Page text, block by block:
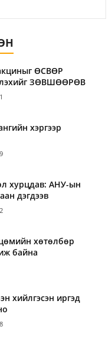
ӨСВӨР
ЗӨВШӨӨРӨВ
хэргээр
хурцдав: АНУ-ын
дэгдээв
хөтөлбөр
байна
хийлгэсэн иргэд